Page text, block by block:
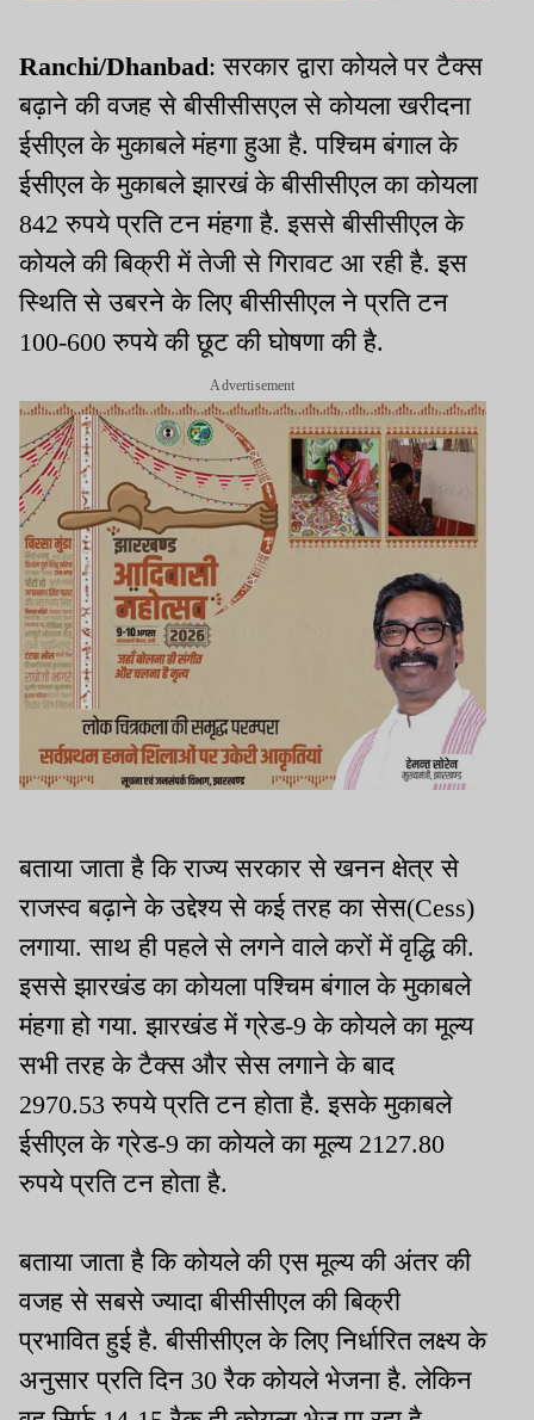
Ranchi/Dhanbad: सरकार द्वारा कोयले पर टैक्स
बढ़ाने की वजह से बीसीसीसएल से कोयला खरीदना
ईसीएल के मुकाबले मंहगा हुआ है. पश्चिम बंगाल के
ईसीएल के मुकाबले झारखं के बीसीसीएल का कोयला
842 रुपये प्रति टन मंहगा है. इससे बीसीसीएल के
कोयले की बिक्री में तेजी से गिरावट आ रही है. इस
स्थिति से उबरने के लिए बीसीसीएल ने प्रति टन
100-600 रुपये की छूट की घोषणा की है.
Advertisement
बताया जाता है कि राज्य सरकार से खनन क्षेत्र से
राजस्व बढ़ाने के उद्देश्य से कई तरह का सेस(Cess)
लगाया. साथ ही पहले से लगने वाले करों में वृद्धि की.
इससे झारखंड का कोयला पश्चिम बंगाल के मुकाबले
मंहगा हो गया. झारखंड में ग्रेड-9 के कोयले का मूल्य
सभी तरह के टैक्स और सेस लगाने के बाद
2970.53 रुपये प्रति टन होता है. इसके मुकाबले
ईसीएल के ग्रेड-9 का कोयले का मूल्य 2127.80
रुपये प्रति टन होता है.
बताया जाता है कि कोयले की एस मूल्य की अंतर की
वजह से सबसे ज्यादा बीसीसीएल की बिक्री
प्रभावित हुई है. बीसीसीएल के लिए निर्धारित लक्ष्य के
अनुसार प्रति दिन 30 रैक कोयले भेजना है. लेकिन